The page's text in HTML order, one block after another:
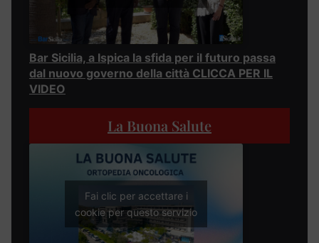
Bar Sicilia, a Ispica la sfida per il futuro passa
dal nuovo governo della città CLICCA PER IL
VIDEO
La Buona Salute
Fai clic per accettare i
cookie per questo servizio